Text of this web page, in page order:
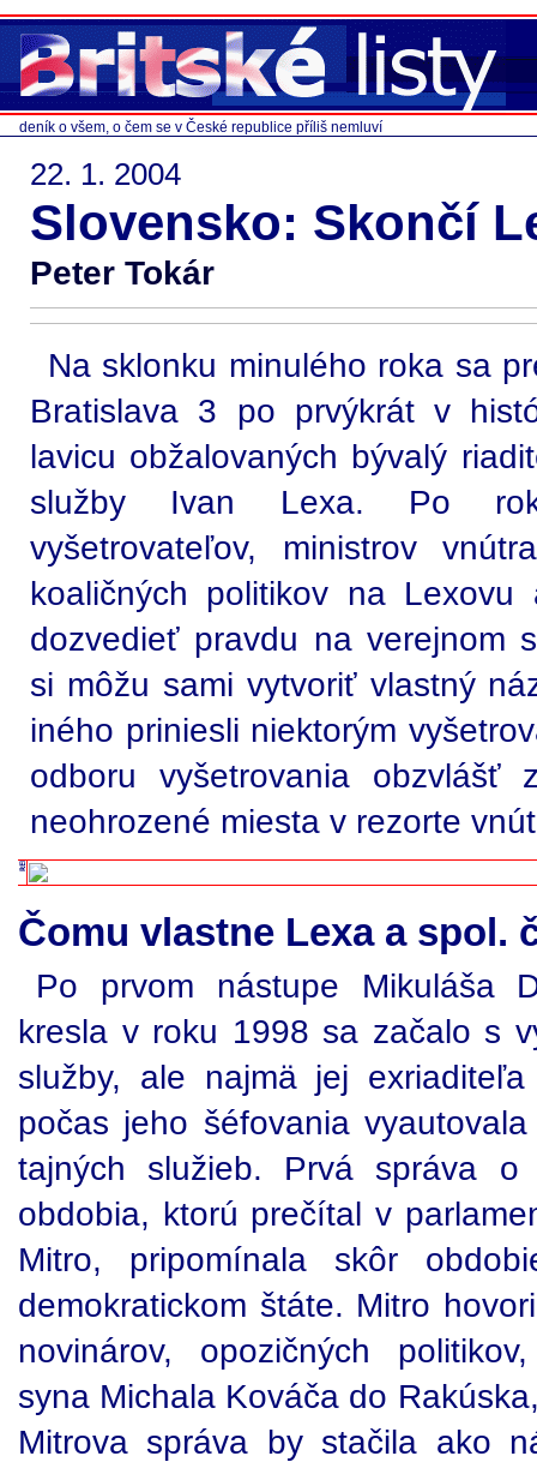
deník o všem, o čem se v České republice příliš nemluví
22. 1. 2004
Slovensko: Skončí
Peter Tokár
Na sklonku minulého roka sa
Bratislava 3 po prvýkrát v
lavicu obžalovaných bývalý
služby Ivan Lexa. Po
vyšetrovateľov, ministrov
koaličných politikov na
dozvedieť pravdu na verejnom
si môžu sami vytvoriť vlastný
iného priniesli niektorým
odboru vyšetrovania obzvlášť
neohrozené miesta v rezorte
Čomu vlastne Lexa a spol.
Po prvom nástupe Mikuláša
kresla v roku 1998 sa začalo s
služby, ale najmä jej
počas jeho šéfovania
tajných služieb. Prvá správa
obdobia, ktorú prečítal v
Mitro, pripomínala skôr
demokratickom štáte. Mitro
novinárov, opozičných
syna Michala Kováča do
Mitrova správa by stačila ako